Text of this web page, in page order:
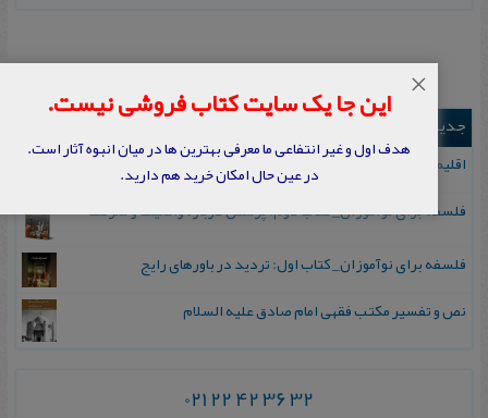
جدیدترین ها
اقلیم مورخان؛ مهارت‌های تاریخ ورزی علمی
فلسفه برای نوآموزان_ کتاب دوم: پرسش درباره واقعیت و معرفت
فلسفه برای نوآموزان_ کتاب اول: تردید در باورهای رایج
نص و تفسیر مکتب فقهی امام صادق علیه السلام
021 22 42 36 32
این جا یک سایت کتاب فروشی نیست.
هدف اول و غیر انتفاعی ما معرفی بهترین ها در میان انبوه آثار است.
در عین حال امکان خرید هم دارید.
×